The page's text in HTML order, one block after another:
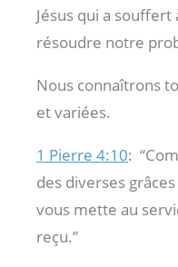
Jésus qui a
résoudre notre
Nous connaîtrons
et variées.
1 Pierre 4:10:
des diverses
vous mette au
reçu.”